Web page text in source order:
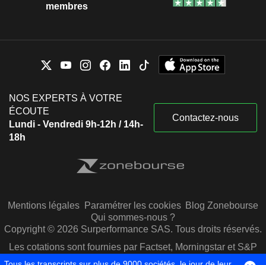
membres
NOS EXPERTS À VOTRE
ÉCOUTE
Lundi - Vendredi 9h-12h / 14h-
18h
Contactez-nous
Mentions légales Paramétrer les cookies Blog Zonebourse
Qui sommes-nous ?
Copyright © 2026 Surperformance SAS. Tous droits réservés.
Les cotations sont fournies par Factset, Morningstar et S&P
Capital IQ